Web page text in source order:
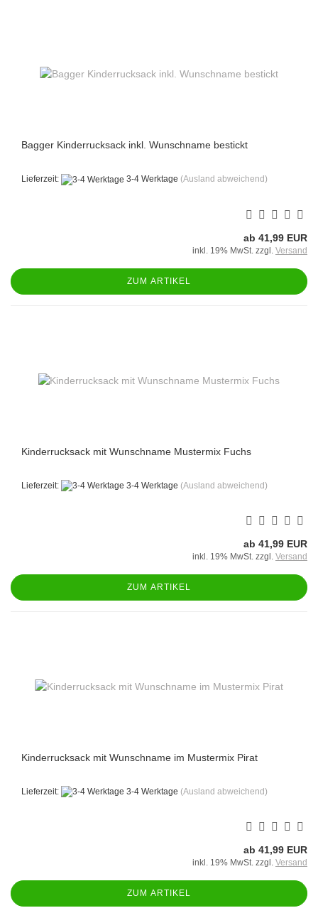
Bagger Kinderrucksack inkl. Wunschname bestickt
Lieferzeit: 3-4 Werktage (Ausland abweichend)
ab 41,99 EUR
inkl. 19% MwSt. zzgl. Versand
ZUM ARTIKEL
Kinderrucksack mit Wunschname Mustermix Fuchs
Lieferzeit: 3-4 Werktage (Ausland abweichend)
ab 41,99 EUR
inkl. 19% MwSt. zzgl. Versand
ZUM ARTIKEL
Kinderrucksack mit Wunschname im Mustermix Pirat
Lieferzeit: 3-4 Werktage (Ausland abweichend)
ab 41,99 EUR
inkl. 19% MwSt. zzgl. Versand
ZUM ARTIKEL